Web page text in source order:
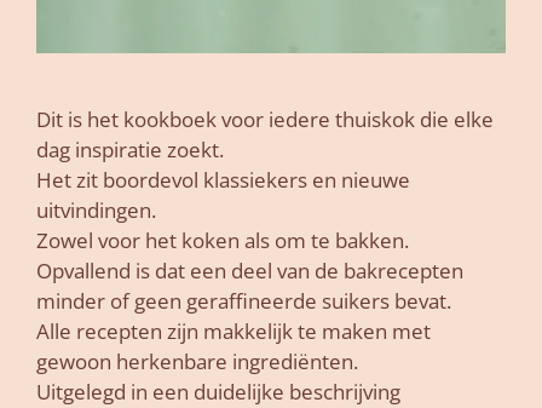
Dit is het kookboek voor iedere thuiskok die elke
dag inspiratie zoekt.
Het zit boordevol klassiekers en nieuwe
uitvindingen.
Zowel voor het koken als om te bakken.
Opvallend is dat een deel van de bakrecepten
minder of geen geraffineerde suikers bevat.
Alle recepten zijn makkelijk te maken met
gewoon herkenbare ingrediënten.
Uitgelegd in een duidelijke beschrijving